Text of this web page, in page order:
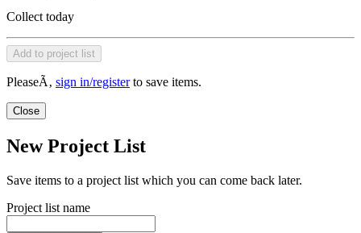
Collect today
Add to project list
PleaseÃ‚ sign in/registerto save items.
Close
New Project List
Save items to a project list which you can come back later.
Project list name